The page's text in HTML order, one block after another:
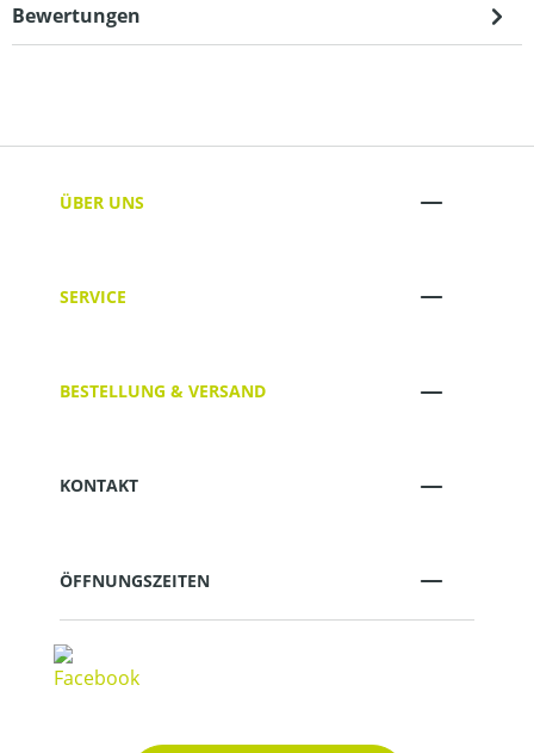
Bewertungen
ÜBER UNS
SERVICE
BESTELLUNG & VERSAND
KONTAKT
ÖFFNUNGSZEITEN